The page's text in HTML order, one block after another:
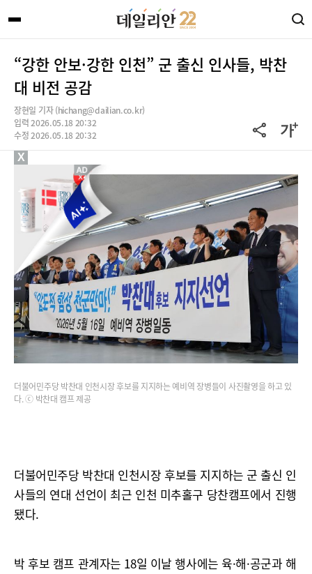
“강한 안보·강한 인천” 군 출신 인사들, 박찬
대 비전 공감
장현일 기자 (hichang@dailian.co.kr)
입력 2026.05.18 20:32
수정 2026.05.18 20:32
더불어민주당 박찬대 인천시장 후보를 지지하는 예비역 장병들이 사진촬영을 하고 있
다. ⓒ 박찬대 캠프 제공
더불어민주당 박찬대 인천시장 후보를 지지하는 군 출신 인
사들의 연대 선언이 최근 인천 미추홀구 당찬캠프에서 진행
됐다.
박 후보 캠프 관계자는 18일 이날 행사에는 육·해·공군과 해
X